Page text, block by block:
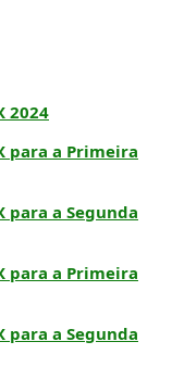
2024
para a Primeira
para a Segunda
para a Primeira
para a Segunda